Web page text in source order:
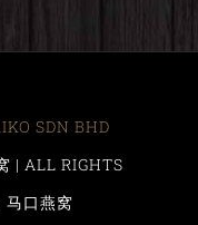
SDN BHD
| ALL RIGHTS
马口燕窝